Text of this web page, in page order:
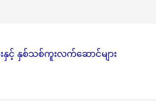
နှစ်သစ်ကူးလက်ဆောင်များ